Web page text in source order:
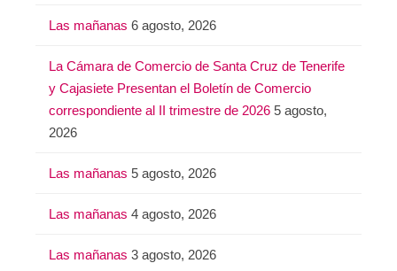
Las mañanas 6 agosto, 2026
La Cámara de Comercio de Santa Cruz de Tenerife
y Cajasiete Presentan el Boletín de Comercio
correspondiente al II trimestre de 2026 5 agosto,
2026
Las mañanas 5 agosto, 2026
Las mañanas 4 agosto, 2026
Las mañanas 3 agosto, 2026